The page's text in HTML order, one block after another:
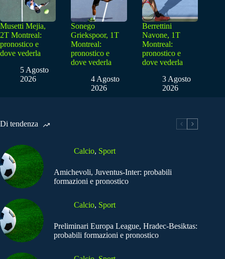
Musetti Mejia,
2T Montreal:
pronostico e
dove vederla
5 Agosto
2026
Sonego
Griekspoor, 1T
Montreal:
pronostico e
dove vederla
4 Agosto
2026
Berrettini
Navone, 1T
Montreal:
pronostico e
dove vederla
3 Agosto
2026
Di tendenza
Calcio, Sport
Amichevoli, Juventus-Inter: probabili
formazioni e pronostico
Calcio, Sport
Preliminari Europa League, Hradec-Besiktas:
probabili formazioni e pronostico